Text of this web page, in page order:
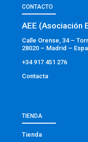
CONTACTO
AEE (Asociación
Calle Orense, 34 –
28020 – Madrid –
+34 917 451 276
Contacta
TIENDA
Tienda